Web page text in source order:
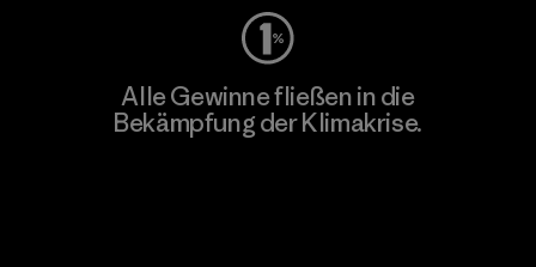
Alle Gewinne fließen in die
Bekämpfung der Klimakrise.